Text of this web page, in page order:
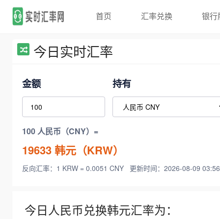
首页 汇率兑换 银行
今日实时汇率
金额 持有
100 人民币（CNY）=
19633韩元（KRW）
反向汇率：1 KRW = 0.0051 CNY 更新时间：2026-08-09
今日人民币兑换韩元汇率为：